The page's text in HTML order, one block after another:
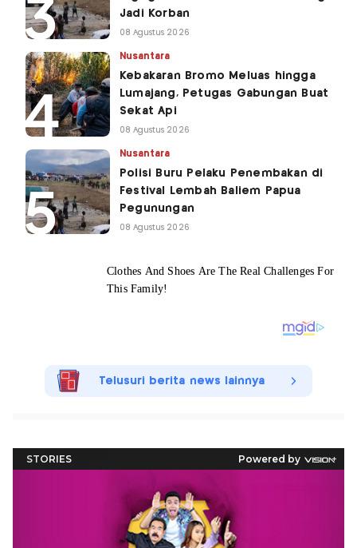
Jadi Korban
08 Agustus 2026
Nusantara
Kebakaran Bromo Meluas hingga
Lumajang, Petugas Gabungan Buat
Sekat Api
08 Agustus 2026
Nusantara
Polisi Buru Pelaku Penembakan di
Festival Lembah Baliem Papua
Pegunungan
08 Agustus 2026
Telusuri berita news lainnya